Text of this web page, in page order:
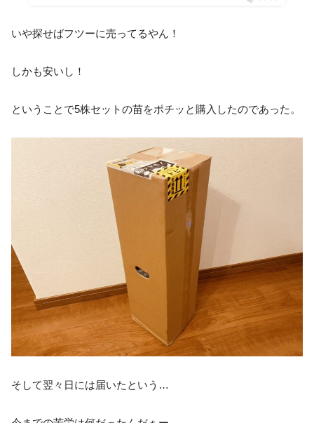
いや探せばフツーに売ってるやん！
しかも安いし！
ということで5株セットの苗をポチッと購入したのであった。
そして翌々日には届いたという…